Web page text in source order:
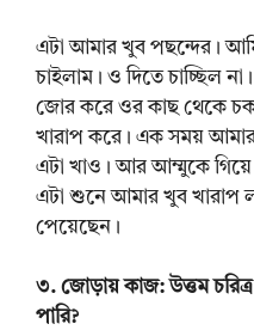
এটা আমার খুব পছন্দের।
চাইলাম। ও দিতে চাচ্ছিল
জোর করে ওর কাছ থেকে
খারাপ করে। এক সময় আমার
এটা খাও। আর আম্মুকে গিয়ে
এটা শুনে আমার খুব খারাপ
পেয়েছেন।
৩. জোড়ায় কাজ: উত্তম
পারি?